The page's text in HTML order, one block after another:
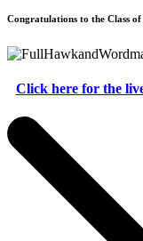
Congratulations to the Class
Click here for the